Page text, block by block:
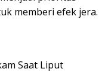
memberi efek jera.
Saat Liput